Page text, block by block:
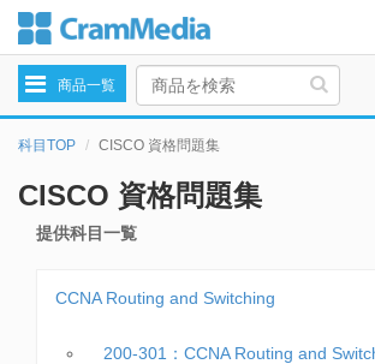
navigation
商品一覧
科目TOP CISCO 資格問題集
CISCO 資格問題集
提供科目一覧
CCNA Routing and Switching
200-301：CCNA Routing and